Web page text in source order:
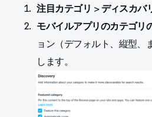
注目カテゴリ >ディスカバ
モバイルアプリのカテゴリ
ョン（デフォルト、縦型、
します。